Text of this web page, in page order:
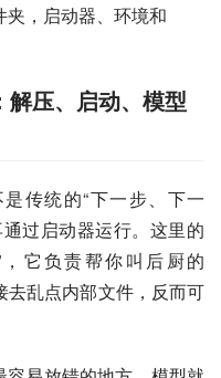
，启动器、环境和
压、启动、模型
传统的“下一步、下一
过启动器运行。这里的
它负责帮你叫后厨的
去乱点内部文件，反而可